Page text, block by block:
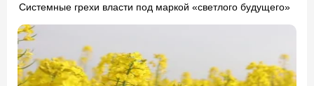
Системные грехи власти под маркой «светлого будущего»